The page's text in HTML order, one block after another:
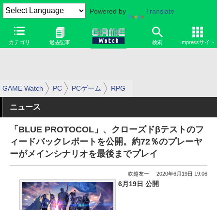
Powered by Translate
カテゴリ 過去記事 検索 Impressサイト
GAME Watch PC PCゲーム RPG
ニュース
「BLUE PROTOCOL」、クローズドβテストのフ
ィードバックレポートを公開。約72％のプレーヤ
ーがメインシナリオを最後までプレイ
吹越友一 2020年6月19日 19:06
6月19日 公開